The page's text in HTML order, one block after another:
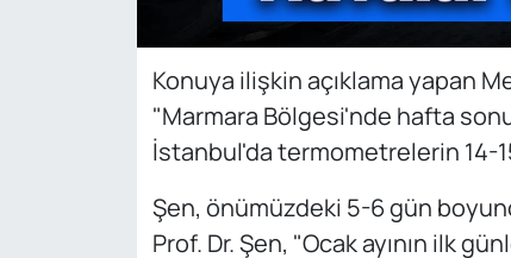
Konuya ilişkin açıklama yapan
"Marmara Bölgesi'nde hafta sonu
İstanbul'da termometrelerin 14-
Şen, önümüzdeki 5-6 gün
Prof. Dr. Şen, "Ocak ayının ilk